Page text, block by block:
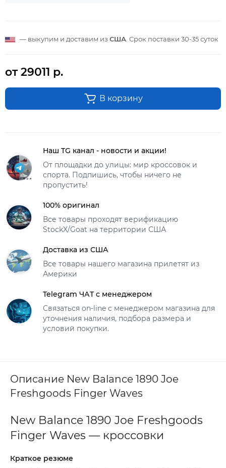
— выкупим и доставим из США . Срок поставки 30-35 суток
от 29011 р.
В корзину
Наш TG канал - новости и акции!
От площадки до улицы: мир кроссовок и
спорта. Подпишись, чтобы ничего не
пропустить!
100% оригинал
Все товары проходят верификацию
StockX/Goat на территории США
Доставка из США
Все товары нашего магазина прилетят из
Америки
Telegram ЧАТ с менеджером
Связаться on-line с менеджером магазина для
уточнения наличия, подбора размера и
условий покупки.
Описание New Balance 1890 Joe
Freshgoods Finger Waves
New Balance 1890 Joe Freshgoods
Finger Waves — кроссовки
Краткое резюме